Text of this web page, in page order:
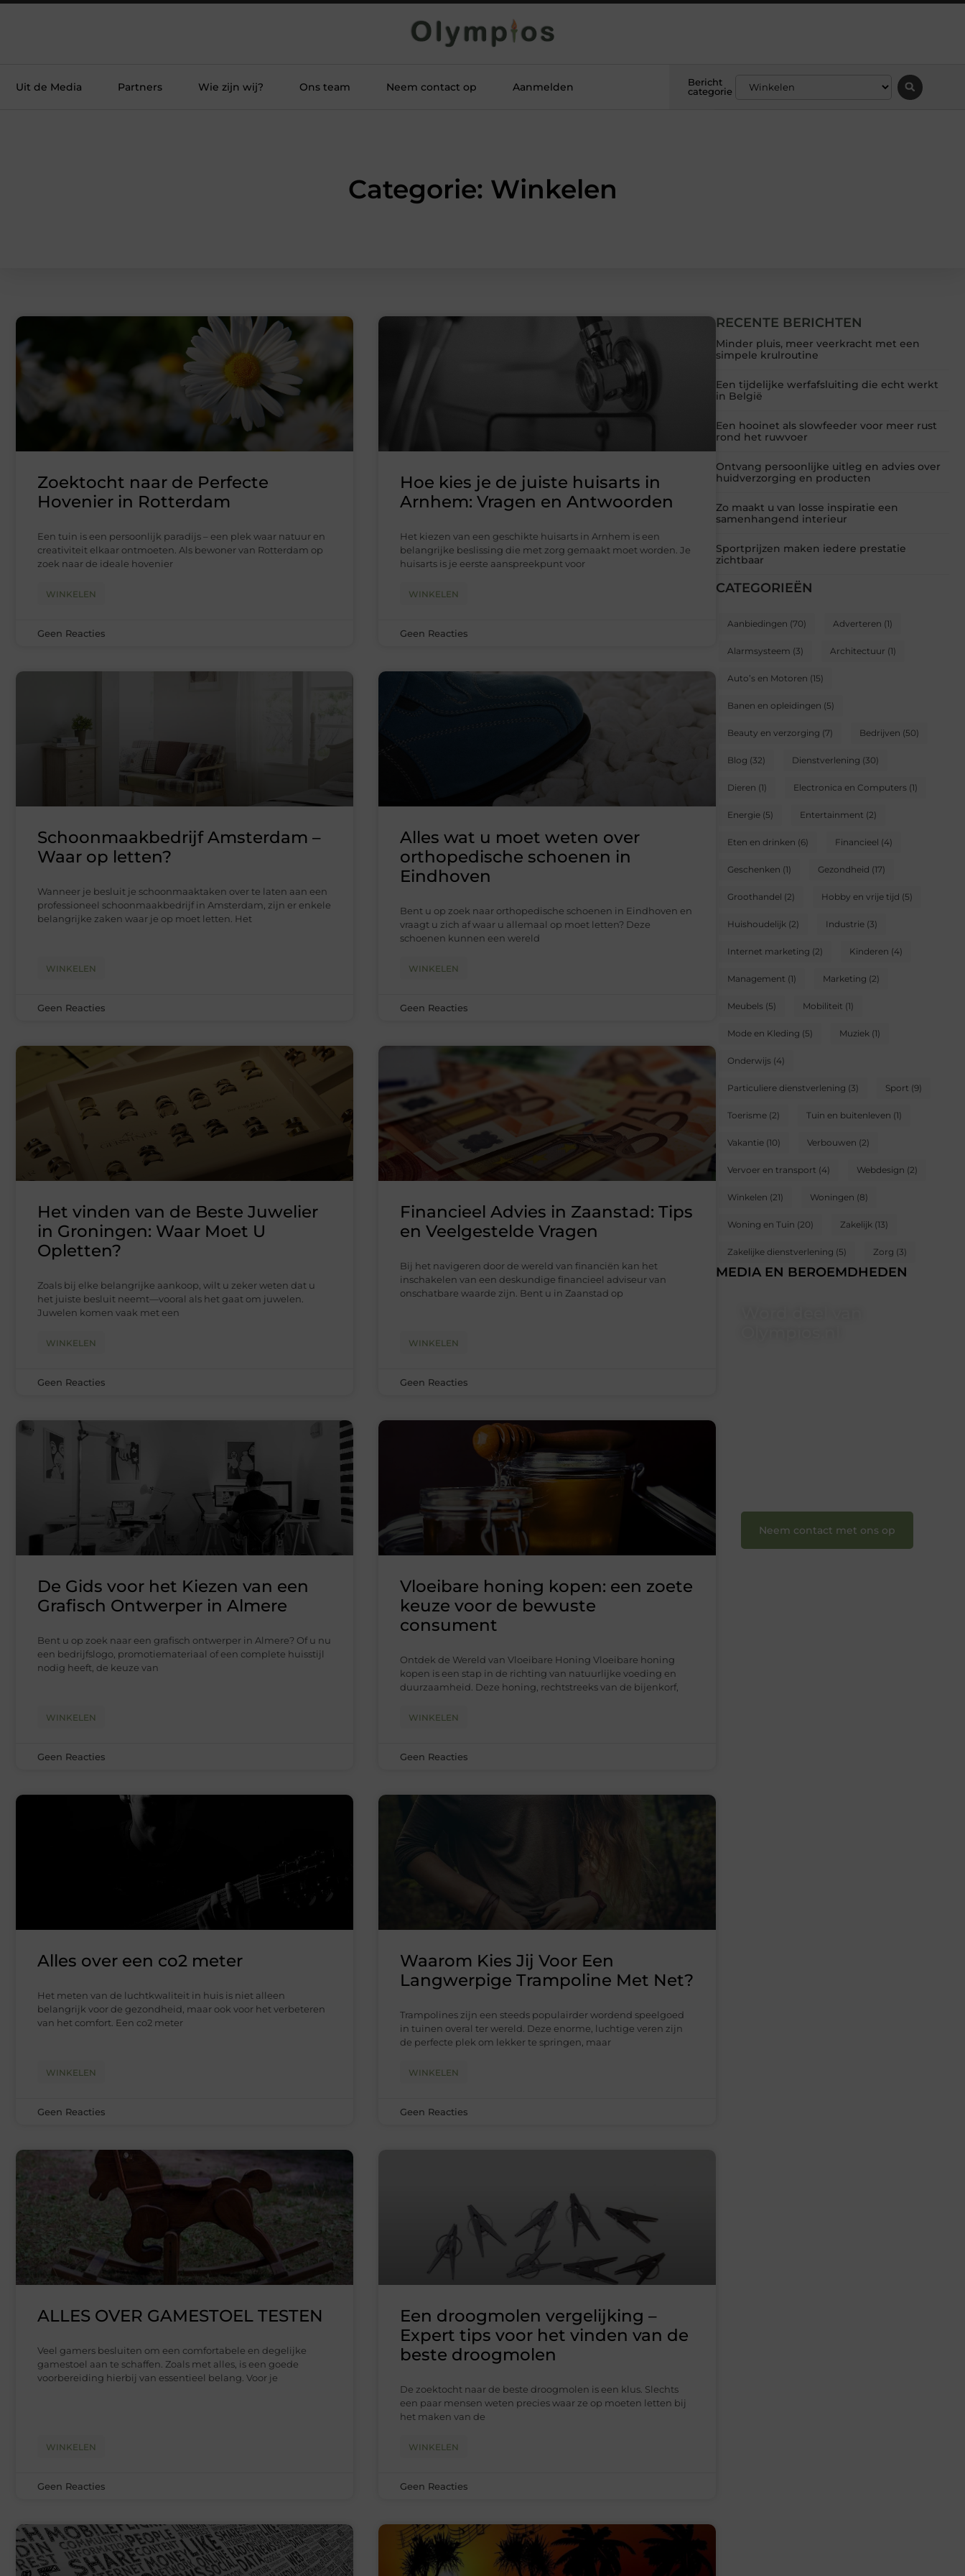
Uit de Media Partners Wie zijn wij? Ons team Neem contact op Aanmelden
Bericht
categorie
Categorie: Winkelen
RECENTE BERICHTEN
Minder pluis, meer veerkracht met een
simpele krulroutine
Een tijdelijke werfafsluiting die echt werkt
in België
Een hooinet als slowfeeder voor meer rust
rond het ruwvoer
Ontvang persoonlijke uitleg en advies over
huidverzorging en producten
Zo maakt u van losse inspiratie een
samenhangend interieur
Sportprijzen maken iedere prestatie
zichtbaar
CATEGORIEËN
Aanbiedingen (70) Adverteren (1)
Alarmsysteem (3) Architectuur (1)
Auto’s en Motoren (15)
Banen en opleidingen (5)
Beauty en verzorging (7) Bedrijven (50)
Blog (32) Dienstverlening (30)
Dieren (1) Electronica en Computers (1)
Energie (5) Entertainment (2)
Eten en drinken (6) Financieel (4)
Geschenken (1) Gezondheid (17)
Groothandel (2) Hobby en vrije tijd (5)
Huishoudelijk (2) Industrie (3)
Internet marketing (2) Kinderen (4)
Management (1) Marketing (2)
Meubels (5) Mobiliteit (1)
Mode en Kleding (5) Muziek (1)
Onderwijs (4)
Particuliere dienstverlening (3) Sport (9)
Toerisme (2) Tuin en buitenleven (1)
Vakantie (10) Verbouwen (2)
Vervoer en transport (4) Webdesign (2)
Winkelen (21) Woningen (8)
Woning en Tuin (20) Zakelijk (13)
Zakelijke dienstverlening (5) Zorg (3)
MEDIA EN BEROEMDHEDEN
Neem contact met ons op
Zoektocht naar de Perfecte
Hovenier in Rotterdam
Een tuin is een persoonlijk paradijs – een plek waar natuur en
creativiteit elkaar ontmoeten. Als bewoner van Rotterdam op
zoek naar de ideale hovenier
WINKELEN
Geen Reacties
Hoe kies je de juiste huisarts in
Arnhem: Vragen en Antwoorden
Het kiezen van een geschikte huisarts in Arnhem is een
belangrijke beslissing die met zorg gemaakt moet worden. Je
huisarts is je eerste aanspreekpunt voor
WINKELEN
Geen Reacties
Schoonmaakbedrijf Amsterdam –
Waar op letten?
Wanneer je besluit je schoonmaaktaken over te laten aan een
professioneel schoonmaakbedrijf in Amsterdam, zijn er enkele
belangrijke zaken waar je op moet letten. Het
WINKELEN
Geen Reacties
Alles wat u moet weten over
orthopedische schoenen in
Eindhoven
Bent u op zoek naar orthopedische schoenen in Eindhoven en
vraagt u zich af waar u allemaal op moet letten? Deze
schoenen kunnen een wereld
WINKELEN
Geen Reacties
Het vinden van de Beste Juwelier
in Groningen: Waar Moet U
Opletten?
Zoals bij elke belangrijke aankoop, wilt u zeker weten dat u
het juiste besluit neemt—vooral als het gaat om juwelen.
Juwelen komen vaak met een
WINKELEN
Geen Reacties
Financieel Advies in Zaanstad: Tips
en Veelgestelde Vragen
Bij het navigeren door de wereld van financiën kan het
inschakelen van een deskundige financieel adviseur van
onschatbare waarde zijn. Bent u in Zaanstad op
WINKELEN
Geen Reacties
De Gids voor het Kiezen van een
Grafisch Ontwerper in Almere
Bent u op zoek naar een grafisch ontwerper in Almere? Of u nu
een bedrijfslogo, promotiemateriaal of een complete huisstijl
nodig heeft, de keuze van
WINKELEN
Geen Reacties
Vloeibare honing kopen: een zoete
keuze voor de bewuste
consument
Ontdek de Wereld van Vloeibare Honing Vloeibare honing
kopen is een stap in de richting van natuurlijke voeding en
duurzaamheid. Deze honing, rechtstreeks van de bijenkorf,
WINKELEN
Geen Reacties
Alles over een co2 meter
Het meten van de luchtkwaliteit in huis is niet alleen
belangrijk voor de gezondheid, maar ook voor het verbeteren
van het comfort. Een co2 meter
WINKELEN
Geen Reacties
Waarom Kies Jij Voor Een
Langwerpige Trampoline Met Net?
Trampolines zijn een steeds populairder wordend speelgoed
in tuinen overal ter wereld. Deze enorme, luchtige veren zijn
de perfecte plek om lekker te springen, maar
WINKELEN
Geen Reacties
ALLES OVER GAMESTOEL TESTEN
Veel gamers besluiten om een comfortabele en degelijke
gamestoel aan te schaffen. Zoals met alles, is een goede
voorbereiding hierbij van essentieel belang. Voor je
WINKELEN
Geen Reacties
Een droogmolen vergelijking –
Expert tips voor het vinden van de
beste droogmolen
De zoektocht naar de beste droogmolen is een klus. Slechts
een paar mensen weten precies waar ze op moeten letten bij
het maken van de
WINKELEN
Geen Reacties